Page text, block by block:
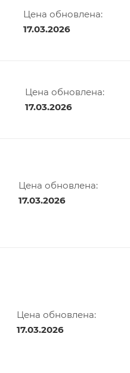
Цена обновлена:
17.03.2026
Цена обновлена:
17.03.2026
Цена обновлена:
17.03.2026
Цена обновлена:
17.03.2026